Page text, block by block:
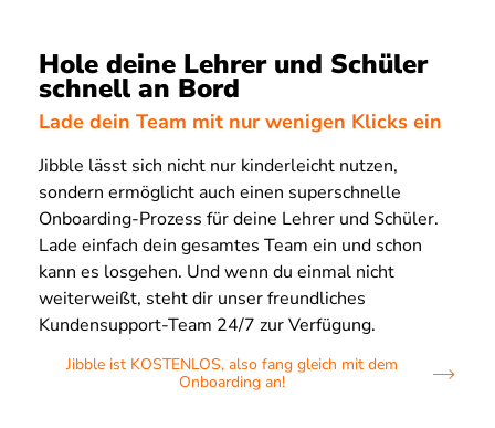
Hole deine Lehrer und Schüler
schnell an Bord
Lade dein Team mit nur wenigen Klicks ein
Jibble lässt sich nicht nur kinderleicht nutzen,
sondern ermöglicht auch einen superschnelle
Onboarding-Prozess für deine Lehrer und Schüler.
Lade einfach dein gesamtes Team ein und schon
kann es losgehen. Und wenn du einmal nicht
weiterweißt, steht dir unser freundliches
Kundensupport-Team 24/7 zur Verfügung.
Jibble ist KOSTENLOS, also fang gleich mit dem
Onboarding an!